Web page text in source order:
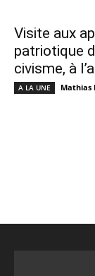
Visite aux
patriotique
civisme, à
A LA UNE Mathias